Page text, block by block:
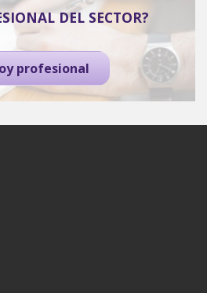
DEL SECTOR?
profesional